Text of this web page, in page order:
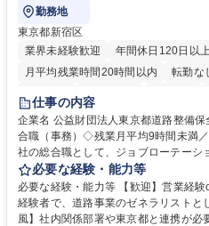
勤務地
東京都新宿区
業界未経験歓迎
年間休日120日以上
月平均残業時間20時間以内
転勤な
研修あり
退職金あり
駅近5分以内
資格取得手当あり
仕事の内容
企業名 公益財団法人東京都道路整備保全公社 求人名 【都庁
合職（事務）◇残業月平均9時間未満／有給年
社の総合職として、ジョブローテーシ
等のフロント部門の部署等幅広い部署
制度やキャリア支援が充実しております！ ※下
管理部門：広報、人事、経理など当公
門：駐車場の新規開拓、管理運営、新
必要な経験・能力等
必要な経験・能力等 【歓迎】営業経
経験者で、道路事業のゼネラリストと
風】社内関係部署や東京都と連携が必